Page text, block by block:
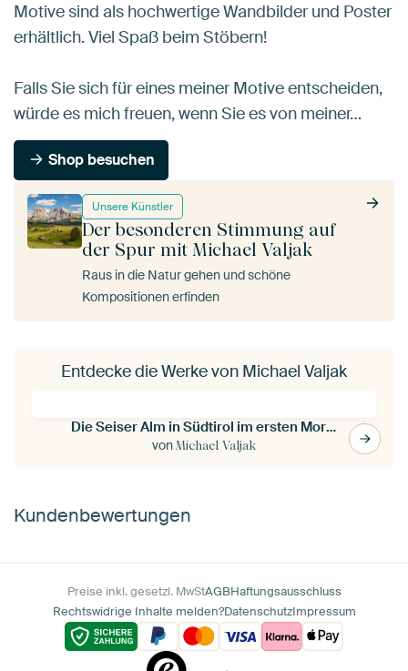
Unsere Künstler
Der besonderen Stimmung auf
der Spur mit Michael Valjak
Raus in die Natur gehen und schöne
Kompositionen erfinden
Motive sind als hochwertige Wandbilder und Poster
erhältlich. Viel Spaß beim Stöbern!
Falls Sie sich für eines meiner Motive entscheiden,
würde es mich freuen, wenn Sie es von meiner…
Shop besuchen
Entdecke die Werke von Michael Valjak
Die Seiser Alm in Südtirol im ersten Morgenlicht
vonMichael Valjak
Kundenbewertungen
Preise inkl. gesetzl. MwStAGBHaftungsausschluss
Rechtswidrige Inhalte melden?DatenschutzImpressum